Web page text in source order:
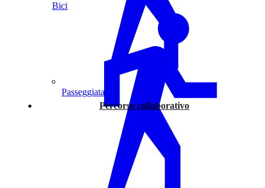
Passeggiata
Percorso collaborativo
Bici